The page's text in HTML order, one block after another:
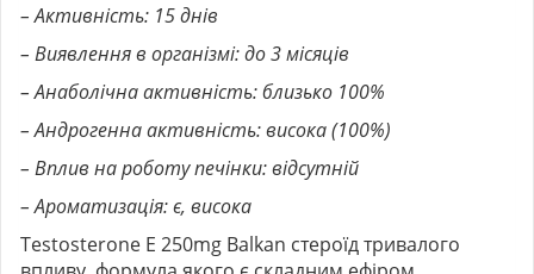
– Активність: 15 днів
– Виявлення в організмі: до 3 місяців
– Анаболічна активність: близько 100%
– Андрогенна активність: висока (100%)
– Вплив на роботу печінки: відсутній
– Ароматизація: є, висока
Testosterone E 250mg Balkan стероїд тривалого